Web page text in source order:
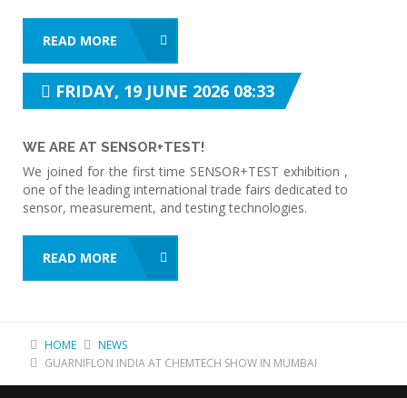
READ MORE
FRIDAY, 19 JUNE 2026 08:33
WE ARE AT SENSOR+TEST!
We joined for the first time SENSOR+TEST exhibition ,
one of the leading international trade fairs dedicated to
sensor, measurement, and testing technologies.
READ MORE
HOME
NEWS
GUARNIFLON INDIA AT CHEMTECH SHOW IN MUMBAI